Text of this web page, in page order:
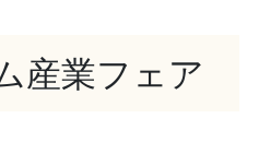
産業フェア